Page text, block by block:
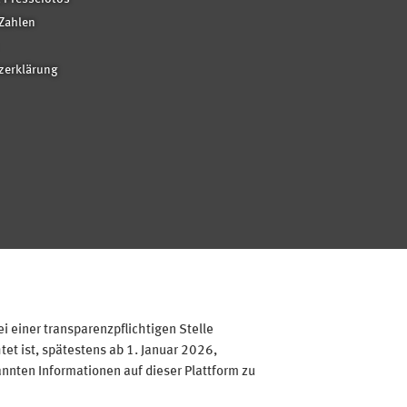
einer transparenzpflichtigen Stelle
ist, spätestens ab 1. Januar 2026,
Informationen auf dieser Plattform zu